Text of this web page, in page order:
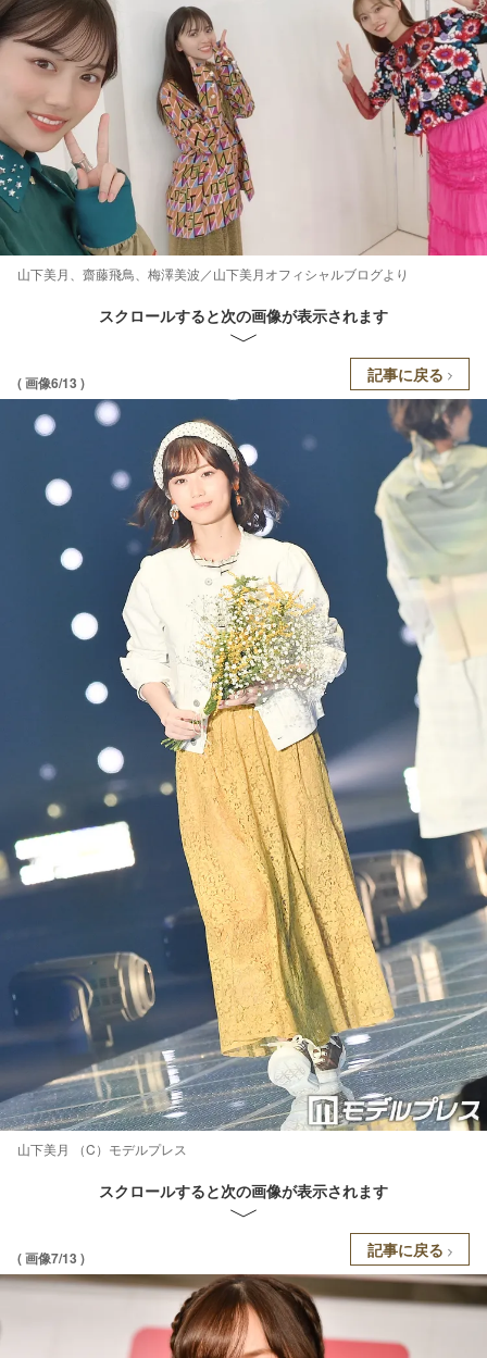
山下美月、齋藤飛鳥、梅澤美波／山下美月オフィシャルブログより
スクロールすると次の画像が表示されます
( 画像6/13 ) 記事に戻る
山下美月 （C）モデルプレス
スクロールすると次の画像が表示されます
( 画像7/13 ) 記事に戻る